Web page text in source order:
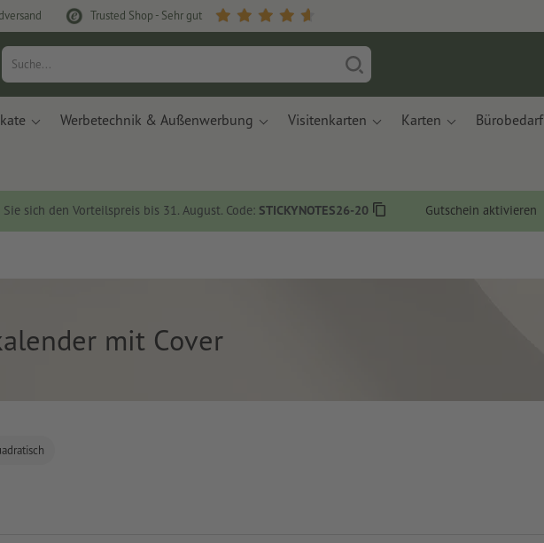
Trusted Shop - Sehr gut
Werbetechnik & Außenwerbung Visitenkarten Karten Bürobedarf
sich den Vorteilspreis bis 31. August. Code: STICKYNOTES26-20 Gutschein aktivieren
mit Cover